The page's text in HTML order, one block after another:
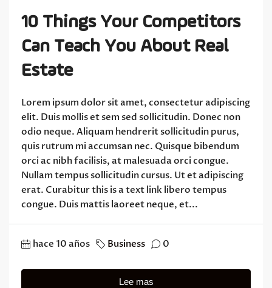
10 Things Your Competitors
Can Teach You About Real
Estate
Lorem ipsum dolor sit amet, consectetur adipiscing
elit. Duis mollis et sem sed sollicitudin. Donec non
odio neque. Aliquam hendrerit sollicitudin purus,
quis rutrum mi accumsan nec. Quisque bibendum
orci ac nibh facilisis, at malesuada orci congue.
Nullam tempus sollicitudin cursus. Ut et adipiscing
erat. Curabitur this is a text link libero tempus
congue. Duis mattis laoreet neque, et...
hace 10 años Business 0
Lee mas